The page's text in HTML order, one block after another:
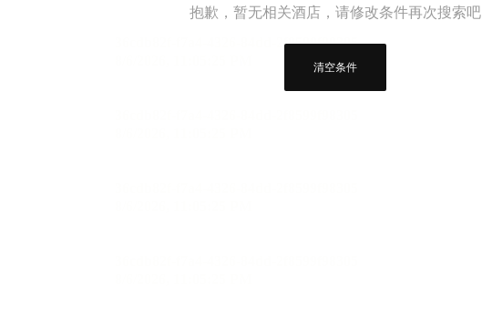
抱歉，暂无相关酒店，请修改条件再次搜索吧
清空条件